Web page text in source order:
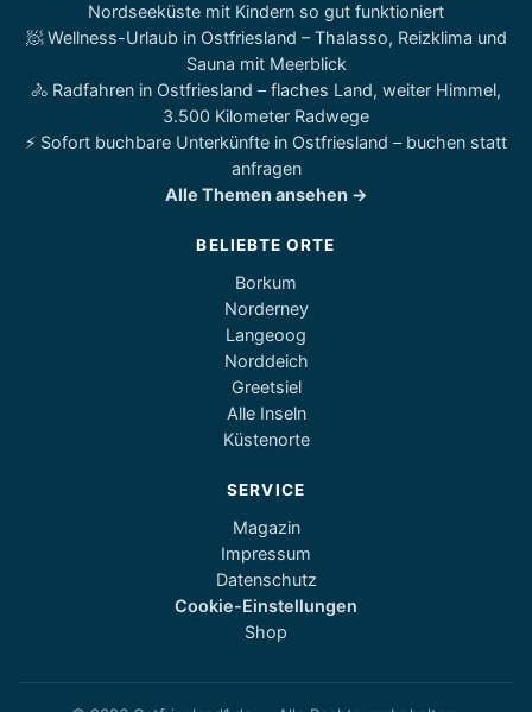
Nordseeküste mit Kindern so gut funktioniert
🧖 Wellness-Urlaub in Ostfriesland – Thalasso, Reizklima und
Sauna mit Meerblick
🚴 Radfahren in Ostfriesland – flaches Land, weiter Himmel,
3.500 Kilometer Radwege
⚡ Sofort buchbare Unterkünfte in Ostfriesland – buchen statt
anfragen
Alle Themen ansehen →
BELIEBTE ORTE
Borkum
Norderney
Langeoog
Norddeich
Greetsiel
Alle Inseln
Küstenorte
SERVICE
Magazin
Impressum
Datenschutz
Cookie-Einstellungen
Shop